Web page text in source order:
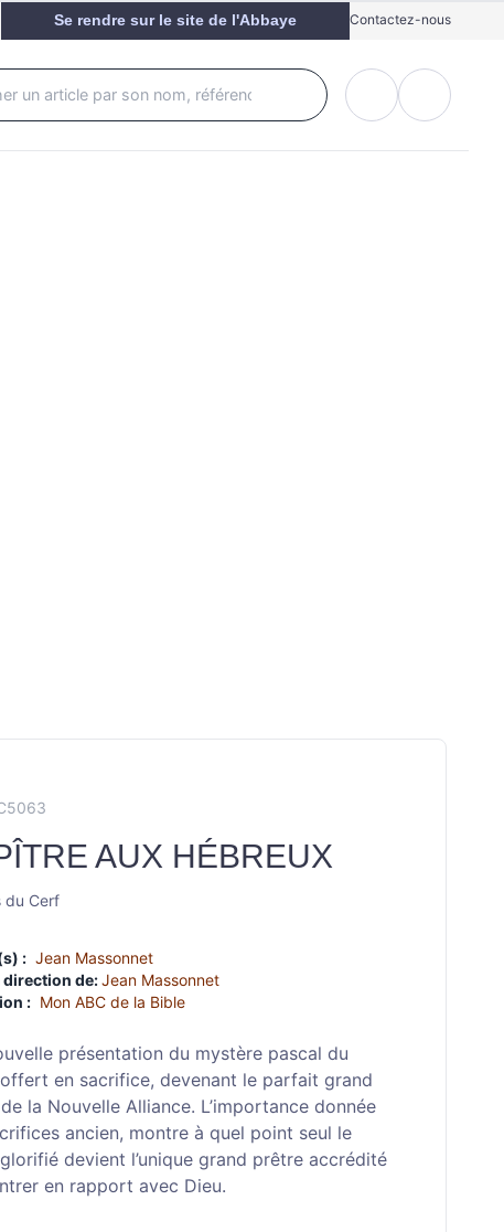
Se rendre sur le site de l'Abbaye Contactez-nous
AUX HÉBREUX
du Cerf
: Jean Massonnet
direction de:Jean Massonnet
: Mon ABC de la Bible
présentation du mystère pascal du
en sacrifice, devenant le parfait grand
la Nouvelle Alliance. L’importance donnée
ancien, montre à quel point seul le
devient l’unique grand prêtre accrédité
en rapport avec Dieu.